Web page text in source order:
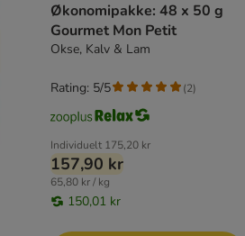
Økonomipakke: 48 x 50 g
Gourmet Mon Petit
Okse, Kalv & Lam
Individuelt 175,20 kr
157,90 kr
65,80 kr / kg
150,01 kr
Rating: 5/5 (2)